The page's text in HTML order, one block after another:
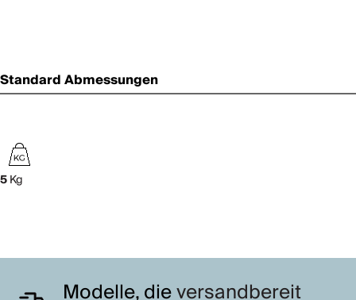
Standard Abmessungen
5Kg
Modelle, dieversandbereit